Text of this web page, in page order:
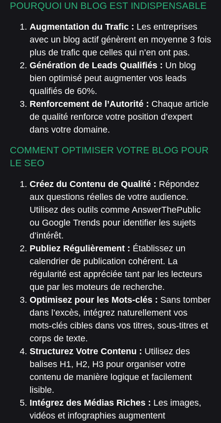
POURQUOI UN BLOG EST INDISPENSABLE
Augmentation du Trafic : Les entreprises
avec un blog actif génèrent en moyenne 3 fois
plus de trafic que celles qui n’en ont pas.
Génération de Leads Qualifiés : Un blog
bien optimisé peut augmenter vos leads
qualifiés de 60%.
Renforcement de l’Autorité : Chaque article
de qualité renforce votre position d’expert
dans votre domaine.
COMMENT OPTIMISER VOTRE BLOG POUR
LE SEO
Créez du Contenu de Qualité : Répondez
aux questions réelles de votre audience.
Utilisez des outils comme AnswerThePublic
ou Google Trends pour identifier les sujets
d’intérêt.
Publiez Régulièrement : Établissez un
calendrier de publication cohérent. La
régularité est appréciée tant par les lecteurs
que par les moteurs de recherche.
Optimisez pour les Mots-clés : Sans tomber
dans l’excès, intégrez naturellement vos
mots-clés cibles dans vos titres, sous-titres et
corps de texte.
Structurez Votre Contenu : Utilisez des
balises H1, H2, H3 pour organiser votre
contenu de manière logique et facilement
lisible.
Intégrez des Médias Riches : Les images,
vidéos et infographies augmentent